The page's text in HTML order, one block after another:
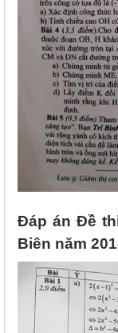
Đáp án Đề
Biên năm